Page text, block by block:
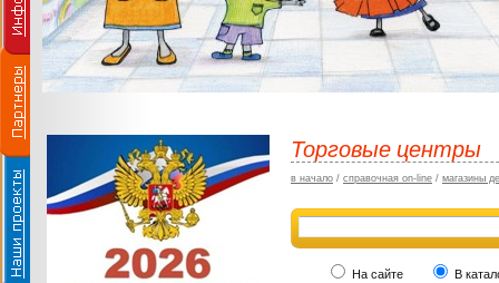
Торговые центры
в начало / справочная on-line / магазины
На сайте В